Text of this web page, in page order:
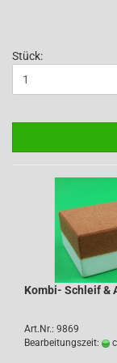
Stück:
Kombi- Schleif &
Art.Nr.: 9869
Bearbeitungszeit: